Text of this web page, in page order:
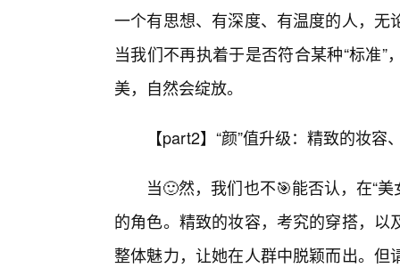
一个有思想、有深度、有温度的人，
当我们不再执着于是否符合某种“标准
美，自然会绽放。
【part2】“颜”值升级：精致的妆
当🙂然，我们也不🎯能否认，在“
的角色。精致的妆容，考究的穿搭，
整体魅力，让她在人群中脱颖而出。